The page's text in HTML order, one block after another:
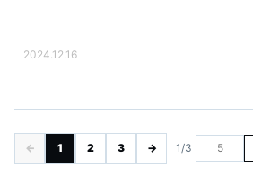
2024.12.16
← 1 2 3 → 1/3